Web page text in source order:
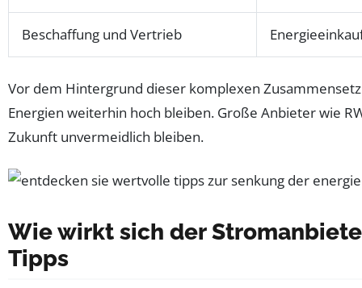
Beschaffung und Vertrieb
Vor dem Hintergrund dieser komplexen
Energien weiterhin hoch bleiben. Große Anbieter wie
Zukunft unvermeidlich bleiben.
Wie wirkt sich der
Tipps